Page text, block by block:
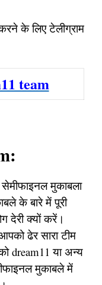
के लिए टेलीग्राम
team
मुकाबला
के बारे में पूरी
देरी क्यों करें।
ढेर सारा टीम
dream11 या अन्य
मुकाबले में